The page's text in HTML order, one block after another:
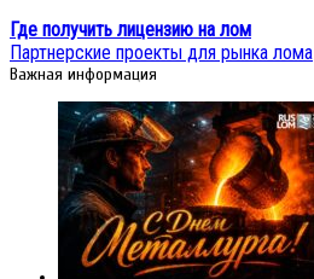
Где получить лицензию на лом
Партнерские проекты для рынка лома
Важная информация